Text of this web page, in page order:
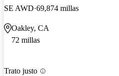
SE AWD 69,874 millas
Oakley, CA
72 millas
Trato justo